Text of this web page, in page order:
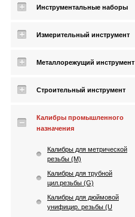
Инструментальные наборы
Измерительный инструмент
Металлорежущий инструмент
Строительный инструмент
Калибры промышленного
назначения
Калибры для метрической
резьбы (М)
Калибры для трубной
цил.резьбы (G)
Калибры для дюймовой
унифицир. резьбы (U